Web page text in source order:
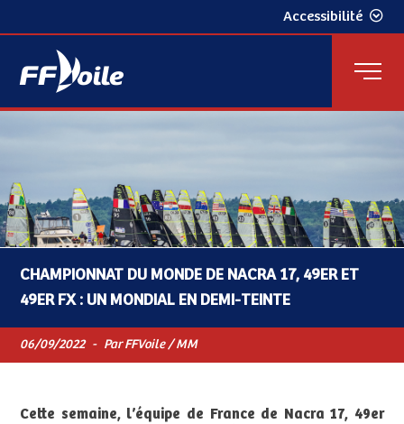
Accessibilité
CHAMPIONNAT DU MONDE DE NACRA 17, 49ER ET
49ER FX : UN MONDIAL EN DEMI-TEINTE
06/09/2022 - Par FFVoile / MM
Cette semaine, l’équipe de France de Nacra 17, 49er